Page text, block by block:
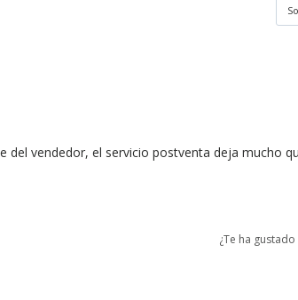
vendedor, el servicio postventa deja mucho
¿Te ha